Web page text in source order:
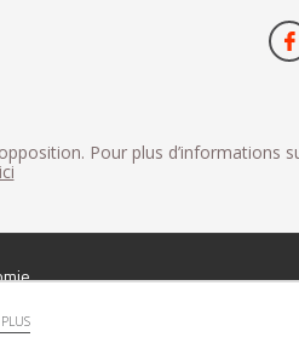
Pour plus d’informations